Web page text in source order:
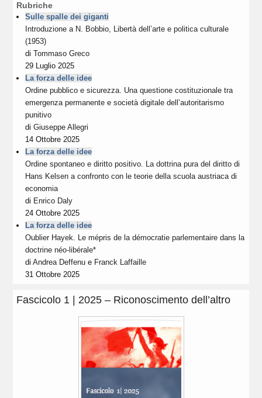
Rubriche
Sulle spalle dei giganti
Introduzione a N. Bobbio, Libertà dell’arte e politica culturale
(1953)
diTommaso Greco
29 Luglio 2025
La forza delle idee
Ordine pubblico e sicurezza. Una questione costituzionale tra
emergenza permanente e società digitale dell’autoritarismo
punitivo
diGiuseppe Allegri
14 Ottobre 2025
La forza delle idee
Ordine spontaneo e diritto positivo. La dottrina pura del diritto di
Hans Kelsen a confronto con le teorie della scuola austriaca di
economia
di Enrico Daly
24 Ottobre 2025
La forza delle idee
Oublier Hayek. Le mépris de la démocratie parlementaire dans la
doctrine néo-libérale*
diAndrea Deffenu e Franck Laffaille
31 Ottobre 2025
Fascicolo 1 | 2025 – Riconoscimento dell’altro